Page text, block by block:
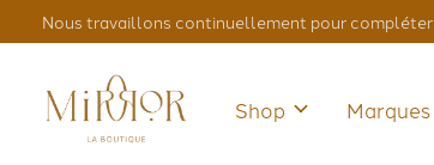
Nous travaillons continuellement pour
Shop Marques